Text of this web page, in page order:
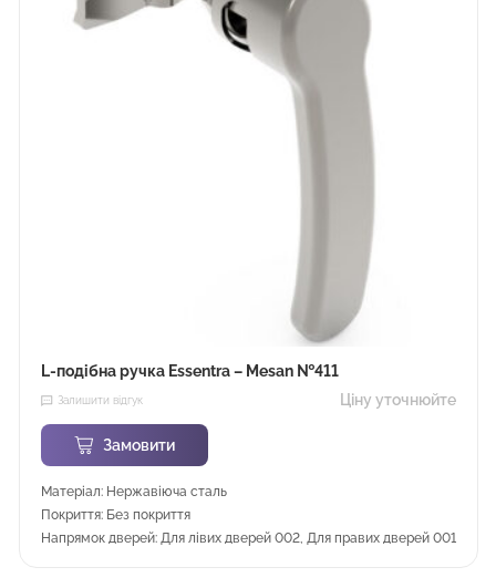
L-подібна ручка Essentra – Mesan №411
Залишити відгук Ціну уточнюйте
Замовити
Матеріал: Нержавіюча сталь
Покриття: Без покриття
Напрямок дверей: Для лівих дверей 002, Для правих дверей 001